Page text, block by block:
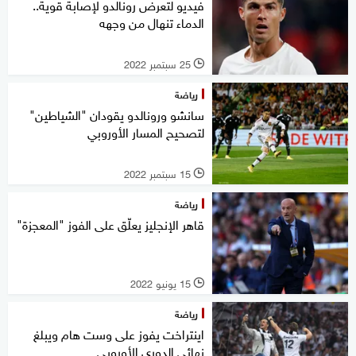
الدماء تنهال من وجهه
l 25 سبتمبر 2022
رياضة
سانشو ورونالدو يقودان "الشياطين"
لتصحيح المسار الأوروبي
l 15 سبتمبر 2022
رياضة
قاهر الإنجليز يعلّق على الفوز "المعجزة"
l 15 يونيو 2022
رياضة
اينتراخت يفوز على وست هام ويبلغ
نهائي الدوري الأوروبي